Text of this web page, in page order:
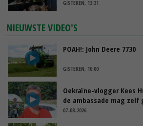
GISTEREN, 13:31
NIEUWSTE VIDEO'S
POAH!: John Deere 7730
GISTEREN, 10:00
Oekraïne-vlogger Kees
de ambassade mag zelf
07-08-2026